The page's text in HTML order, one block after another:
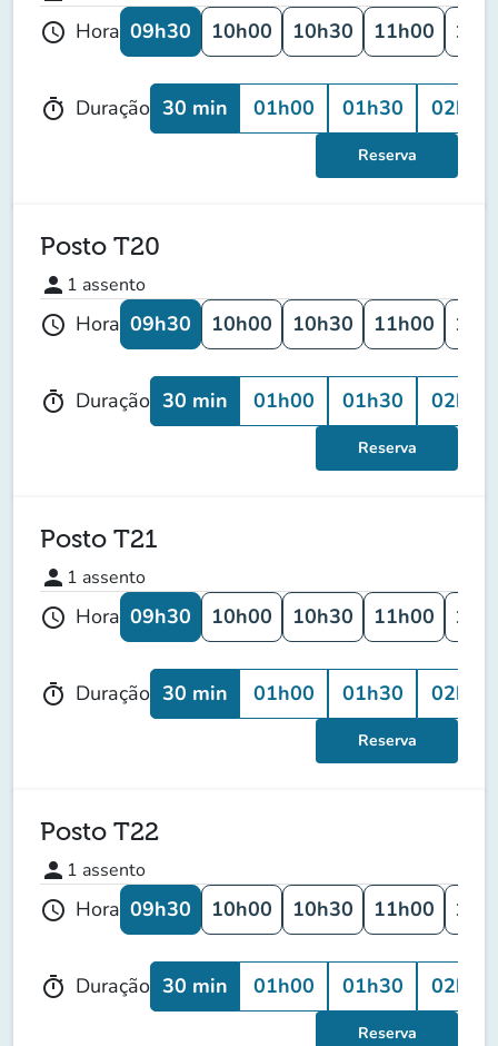
schedule Hora 09h30 10h00 10h30 11h00
timer Duração 30 min 01h00 01h30 02h00
Reserva
Posto T20
person 1 assento
schedule Hora 09h30 10h00 10h30 11h00
timer Duração 30 min 01h00 01h30 02h00
Reserva
Posto T21
person 1 assento
schedule Hora 09h30 10h00 10h30 11h00
timer Duração 30 min 01h00 01h30 02h00
Reserva
Posto T22
person 1 assento
schedule Hora 09h30 10h00 10h30 11h00
timer Duração 30 min 01h00 01h30 02h00
Reserva